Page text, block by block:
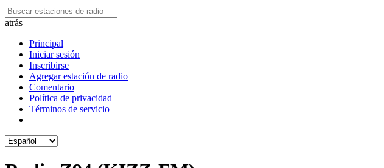
atrás
Principal
Iniciar sesión
Inscribirse
Agregar estación de radio
Comentario
Política de privacidad
Términos de servicio